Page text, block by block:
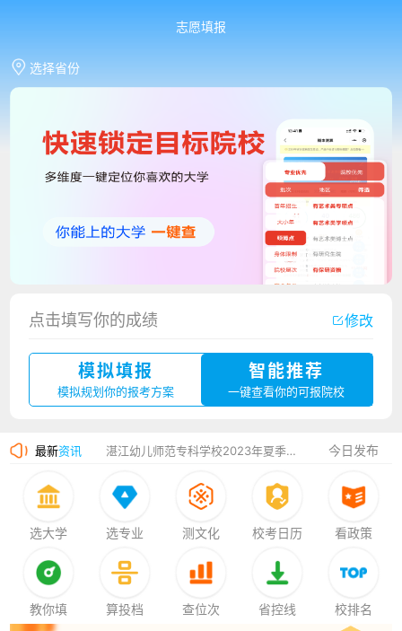
志愿填报
选择省份
点击填写你的成绩 修改
模拟填报
模拟规划你的报考方案
智能推荐
一键查看你的可报院校
最新资讯
厦门大学嘉庚学院2023年艺术类招生简章
湛江幼儿师范专科学校2023年夏季高考招生简章
香港中文大学（深圳）2023年夏季高考招生简章
今日发布
选大学 选专业 测文化 校考日历 看政策
教你填 算投档 查位次 省控线 校排名